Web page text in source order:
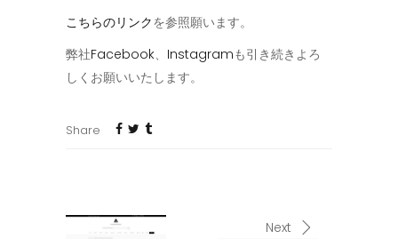
こちらのリンクを参照願います。
弊社Facebook、 Instagramも引き続きよろ
しくお願いいたします。
Share
Next